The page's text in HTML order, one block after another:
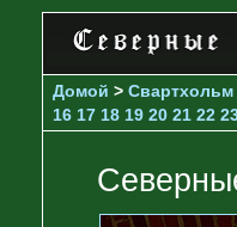
Домой > Свартхольм
16 17 18 19 20 21 22